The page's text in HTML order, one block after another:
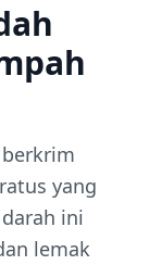
yang
ini
lemak